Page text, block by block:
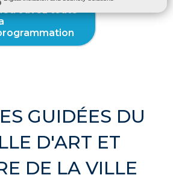
toute
GUIDÉES DU
D'ART ET
DE LA VILLE